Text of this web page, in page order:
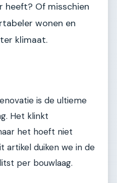
heeft? Of misschien
wonen en
klimaat.
is de ultieme
Het klinkt
het hoeft niet
artikel duiken we in de
per bouwlaag.